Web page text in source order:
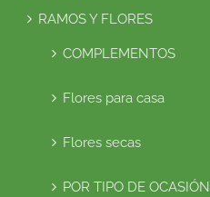
RAMOS Y FLORES
COMPLEMENTOS
Flores para casa
Flores secas
POR TIPO DE OCASIÓN